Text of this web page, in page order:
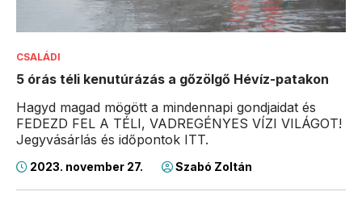
CSALÁDI
5 órás téli kenutúrázás a gőzölgő Hévíz-patakon
Hagyd magad mögött a mindennapi gondjaidat és
FEDEZD FEL A TÉLI, VADREGÉNYES VÍZI VILÁGOT!
Jegyvásárlás és időpontok ITT.
2023. november 27. Szabó Zoltán